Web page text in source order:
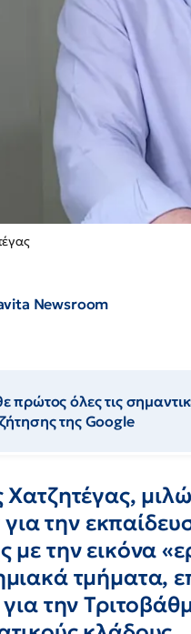
Newsroom
πρώτος όλες τις
της Google
την
με την εικόνα
τμήματα,
την